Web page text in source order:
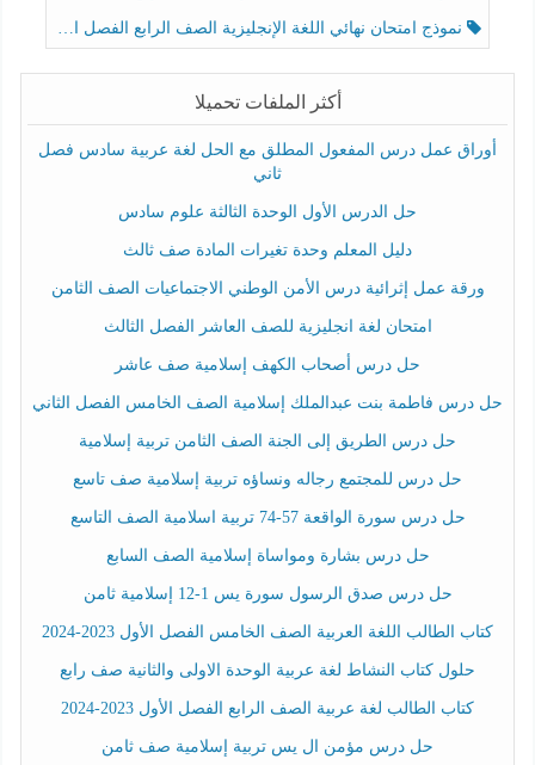
نموذج امتحان نهائي اللغة الإنجليزية الصف الرابع الفصل الثالث
أكثر الملفات تحميلا
أوراق عمل درس المفعول المطلق مع الحل لغة عربية سادس فصل
ثاني
حل الدرس الأول الوحدة الثالثة علوم سادس
دليل المعلم وحدة تغيرات المادة صف ثالث
ورقة عمل إثرائية درس الأمن الوطني الاجتماعيات الصف الثامن
امتحان لغة انجليزية للصف العاشر الفصل الثالث
حل درس أصحاب الكهف إسلامية صف عاشر
حل درس فاطمة بنت عبدالملك إسلامية الصف الخامس الفصل الثاني
حل درس الطريق إلى الجنة الصف الثامن تربية إسلامية
حل درس للمجتمع رجاله ونساؤه تربية إسلامية صف تاسع
حل درس سورة الواقعة 57-74 تربية اسلامية الصف التاسع
حل درس بشارة ومواساة إسلامية الصف السابع
حل درس صدق الرسول سورة يس 1-12 إسلامية ثامن
كتاب الطالب اللغة العربية الصف الخامس الفصل الأول 2023-2024
حلول كتاب النشاط لغة عربية الوحدة الاولى والثانية صف رابع
كتاب الطالب لغة عربية الصف الرابع الفصل الأول 2023-2024
حل درس مؤمن ال يس تربية إسلامية صف ثامن